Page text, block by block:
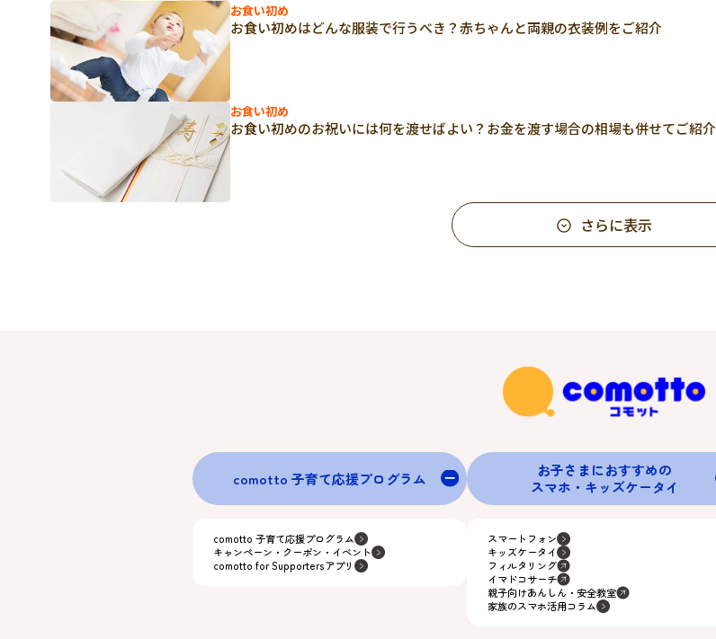
お食い初め
お食い初めはどんな服装で行うべき？赤ちゃんと両親の衣装例をご紹介
お食い初め
お食い初めのお祝いには何を渡せばよい？お金を渡す場合の相場も併せてご紹介
さらに表示
comotto 子育て応援プログラム
comotto 子育て応援プログラム
キャンペーン・クーポン・イベント
comotto for Supportersアプリ
お子さまにおすすめの
スマホ・キッズケータイ
スマートフォン
キッズケータイ
フィルタリング
イマドコサーチ
親子向けあんしん・安全教室
家族のスマホ活用コラム